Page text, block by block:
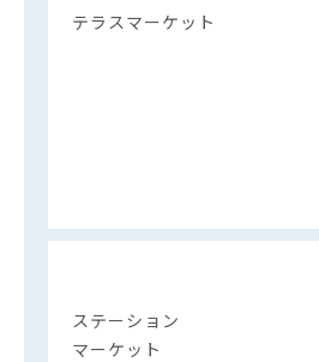
テラスマーケット
ステーション
マーケット